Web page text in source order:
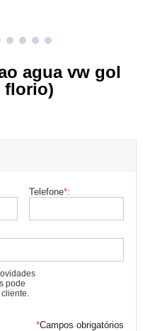
agua vw gol
florio)
Telefone*:
pode
*Campos obrigatórios